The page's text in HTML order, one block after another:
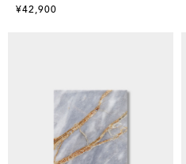
¥42,900